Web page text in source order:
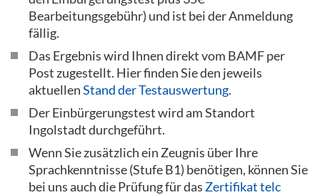
Bearbeitungsgebühr) und ist bei der Anmeldung
fällig.
Das Ergebnis wird Ihnen direkt vom BAMF per
Post zugestellt. Hier finden Sie den jeweils
aktuellenStand der Testauswertung.
Der Einbürgerungstest wird am Standort
Ingolstadt durchgeführt.
Wenn Sie zusätzlich ein Zeugnis über Ihre
Sprachkenntnisse (Stufe B1) benötigen, können Sie
bei uns auch die Prüfung für das Zertifikat telc